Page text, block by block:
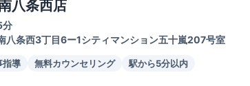
八条西店
分
八条西3丁目6ー1シティマンション五十嵐207号室
指導 無料カウンセリング 駅から5分以内